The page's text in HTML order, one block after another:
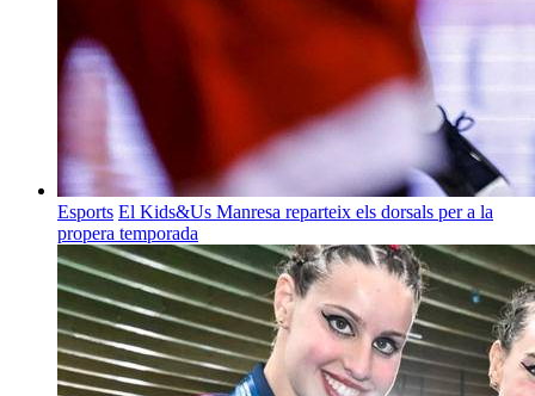
Esports El Kids&Us Manresa reparteix els dorsals per a la
propera temporada